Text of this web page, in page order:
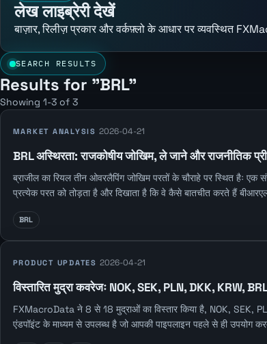
लेख लाइब्रेरी देखें
बाज़ार, रिलीज़ प्रकार और वर्कफ़्लो के आधार पर व्यवस्थित
SEARCH RESULTS
Results for "BRL"
Showing 1-3 of 3
MARKET ANALYSIS 2026-04-21
BRL अस्थिरता: राजकोषीय जोखिम, ले जाने और राजनीतिक
ब्राजील का रियल तीन ओवरलैपिंग जोखिम परतों के चौराहे पर स्थित हैः एक
प्रत्येक परत को तोड़ता है और दिखाता है कि वे कैसे बातचीत करते हैं बीआरएल
BRL
PRODUCT UPDATES 2026-04-21
विस्तारित मुद्रा कवरेजः NOK, SEK, PLN, DKK, KRW,
FXMacroData ने 8 से 18 मुद्राओं का विस्तार किया है, NOK, SEK,
एंडपॉइंट के माध्यम से उपलब्ध है जो आपकी पाइपलाइन पहले से ही उपयोग